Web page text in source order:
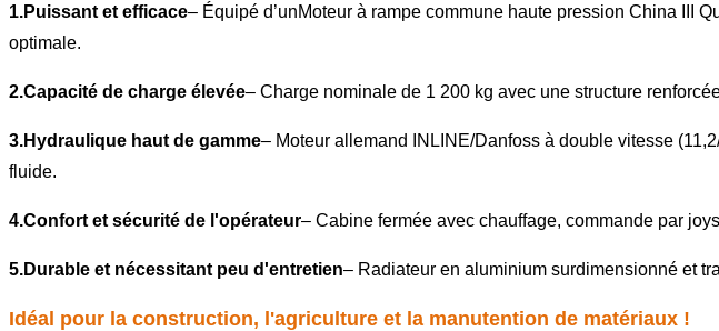
1.Puissant et efficace– Équipé d’unMoteur à rampe commune haute pression China III
optimale.
2.Capacité de charge élevée– Charge nominale de 1 200 kg avec une structure
3.Hydraulique haut de gamme– Moteur allemand INLINE/Danfoss à double vitesse
fluide.
4.Confort et sécurité de l'opérateur– Cabine fermée avec chauffage, commande par
5.Durable et nécessitant peu d'entretien– Radiateur en aluminium surdimensionné et
Idéal pour la construction, l'agriculture et la manutention de matériaux !